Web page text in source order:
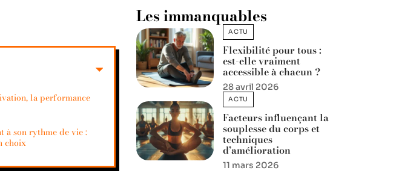
la performance
à son rythme de vie :
choix
Les immanquables
ACTU
Flexibilité pour tous :
est-elle vraiment
accessible à chacun ?
28 avril 2026
ACTU
Facteurs influençant la
souplesse du corps et
techniques
d’amélioration
11 mars 2026